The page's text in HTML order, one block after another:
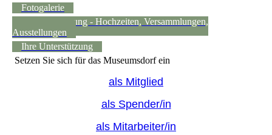
Fotogalerie
Raumvermietung - Hochzeiten, Versammlungen,
Ausstellungen
Ihre Unterstützung
Setzen Sie sich für das Museumsdorf ein
als Mitglied
als Spender/in
als Mitarbeiter/in